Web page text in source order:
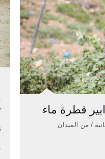
قطرة ماء
/ من الميدان